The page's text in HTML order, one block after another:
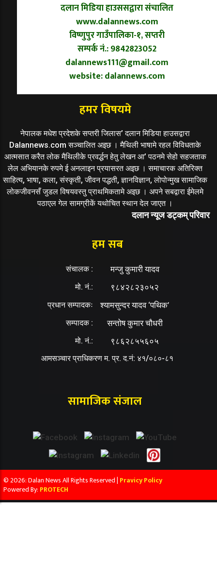
दलान मिडिया हाउससद्वारा संचालित
www.dalannews.com
विष्णुपुर गाउँपालिका-१, सप्तरी
सम्पर्क नं.: 9842823052
dalannews111@gmail.com
website: dalannews.com
हमर विषयमे
नेपालक मधेश प्रदेशके सप्तरी जिलास’ दलान मिडिया हाउसद्वारा
Dalannews.com सञ्चालित अइछ । मैथिली भाषामे रहल विविधताके
आत्मसात करैत लोक मैथिलीके प्रवर्द्धन हेतु लेखन आ’ पठनमे सेहो सहजताक
लेल अभियानके रुपमे ई अनलाइन प्रयासरत अइछ । समाचारक अतिरिक्त
साहित्य, भाषा, कला, संस्कृती, जीवन पद्धती, ज्ञानविज्ञान, लोपोन्मुख सामाजिक
लोकजीवनसँ जुडल विषयवस्तु प्राथमिकतामे अइछ । अपने सबद्वारा ईमेलमे
पठाएल गेल सामग्रीकें यथोचित स्थान देल जाएत ।
दलान न्यूज डट्कम् परिवार
हम सब
संचालक : मन्जु कुमारी यादव
मो. नं.: ९८४२८२३०५२
प्रधान सम्पादकः श्यामसुन्दर यादव ‘पथिक’
सम्पादक : सन्तोष कुमार चौधरी
मो. नं.: ९८६२८५५६०५
आमसञ्चार प्राधिकरण म. प्र. द.नं: ४१/०८०-८१
सामाजिक संजाल
© 2026: Dalan News All Rights Reserved | Pravicy Policy
Powered By: PROTECH